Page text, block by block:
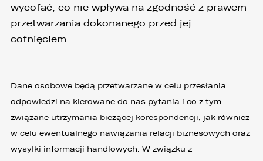
wycofać, co nie wpływa na zgodność z prawem
przetwarzania dokonanego przed jej
cofnięciem.
Dane osobowe będą przetwarzane w celu przesłania
odpowiedzi na kierowane do nas pytania i co z tym
związane utrzymania bieżącej korespondencji, jak również
w celu ewentualnego nawiązania relacji biznesowych oraz
wysyłki informacji handlowych. W związku z